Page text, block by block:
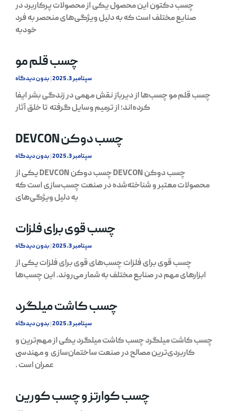
چسب دکتون این محصول یکی از محصولات پرکاربرد در
صنایع مختلف است که به دلیل ویژگی‌های منحصر به فرد
خودبه
چسب قلم مو
سپتامبر 3, 2025 بدون دیدگاه
چسب قلم مو چسب‌ها از دیرباز نقش مهمی در زندگی بشر ایفا
کرده‌اند؛ از ترمیم وسایل گرفته تا خلق آثار
چسب دوکن DEVCON
سپتامبر 3, 2025 بدون دیدگاه
چسب دوکن DEVCON چسب دوکن DEVCON یکی از
محصولات معتبر و شناخته‌شده در صنعت چسب‌سازی است که
به دلیل ویژگی‌های
چسب قوی برای فلزات
سپتامبر 3, 2025 بدون دیدگاه
چسب قوی برای فلزات چسب‌های قوی برای فلزات یکی از
ابزارهای مهم در صنایع مختلف به شمار می‌روند. این چسب‌ها
چسب کاشت میلگرد
سپتامبر 3, 2025 بدون دیدگاه
چسب کاشت میلگرد چسب کاشت میلگرد یکی از مهم‌ترین و
کاربردی‌ترین مصالح در صنعت ساختمان‌سازی و مهندسی
عمران است .
چسب کوارتز و چسب کورین